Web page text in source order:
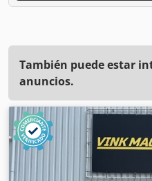
También puede estar
anuncios.